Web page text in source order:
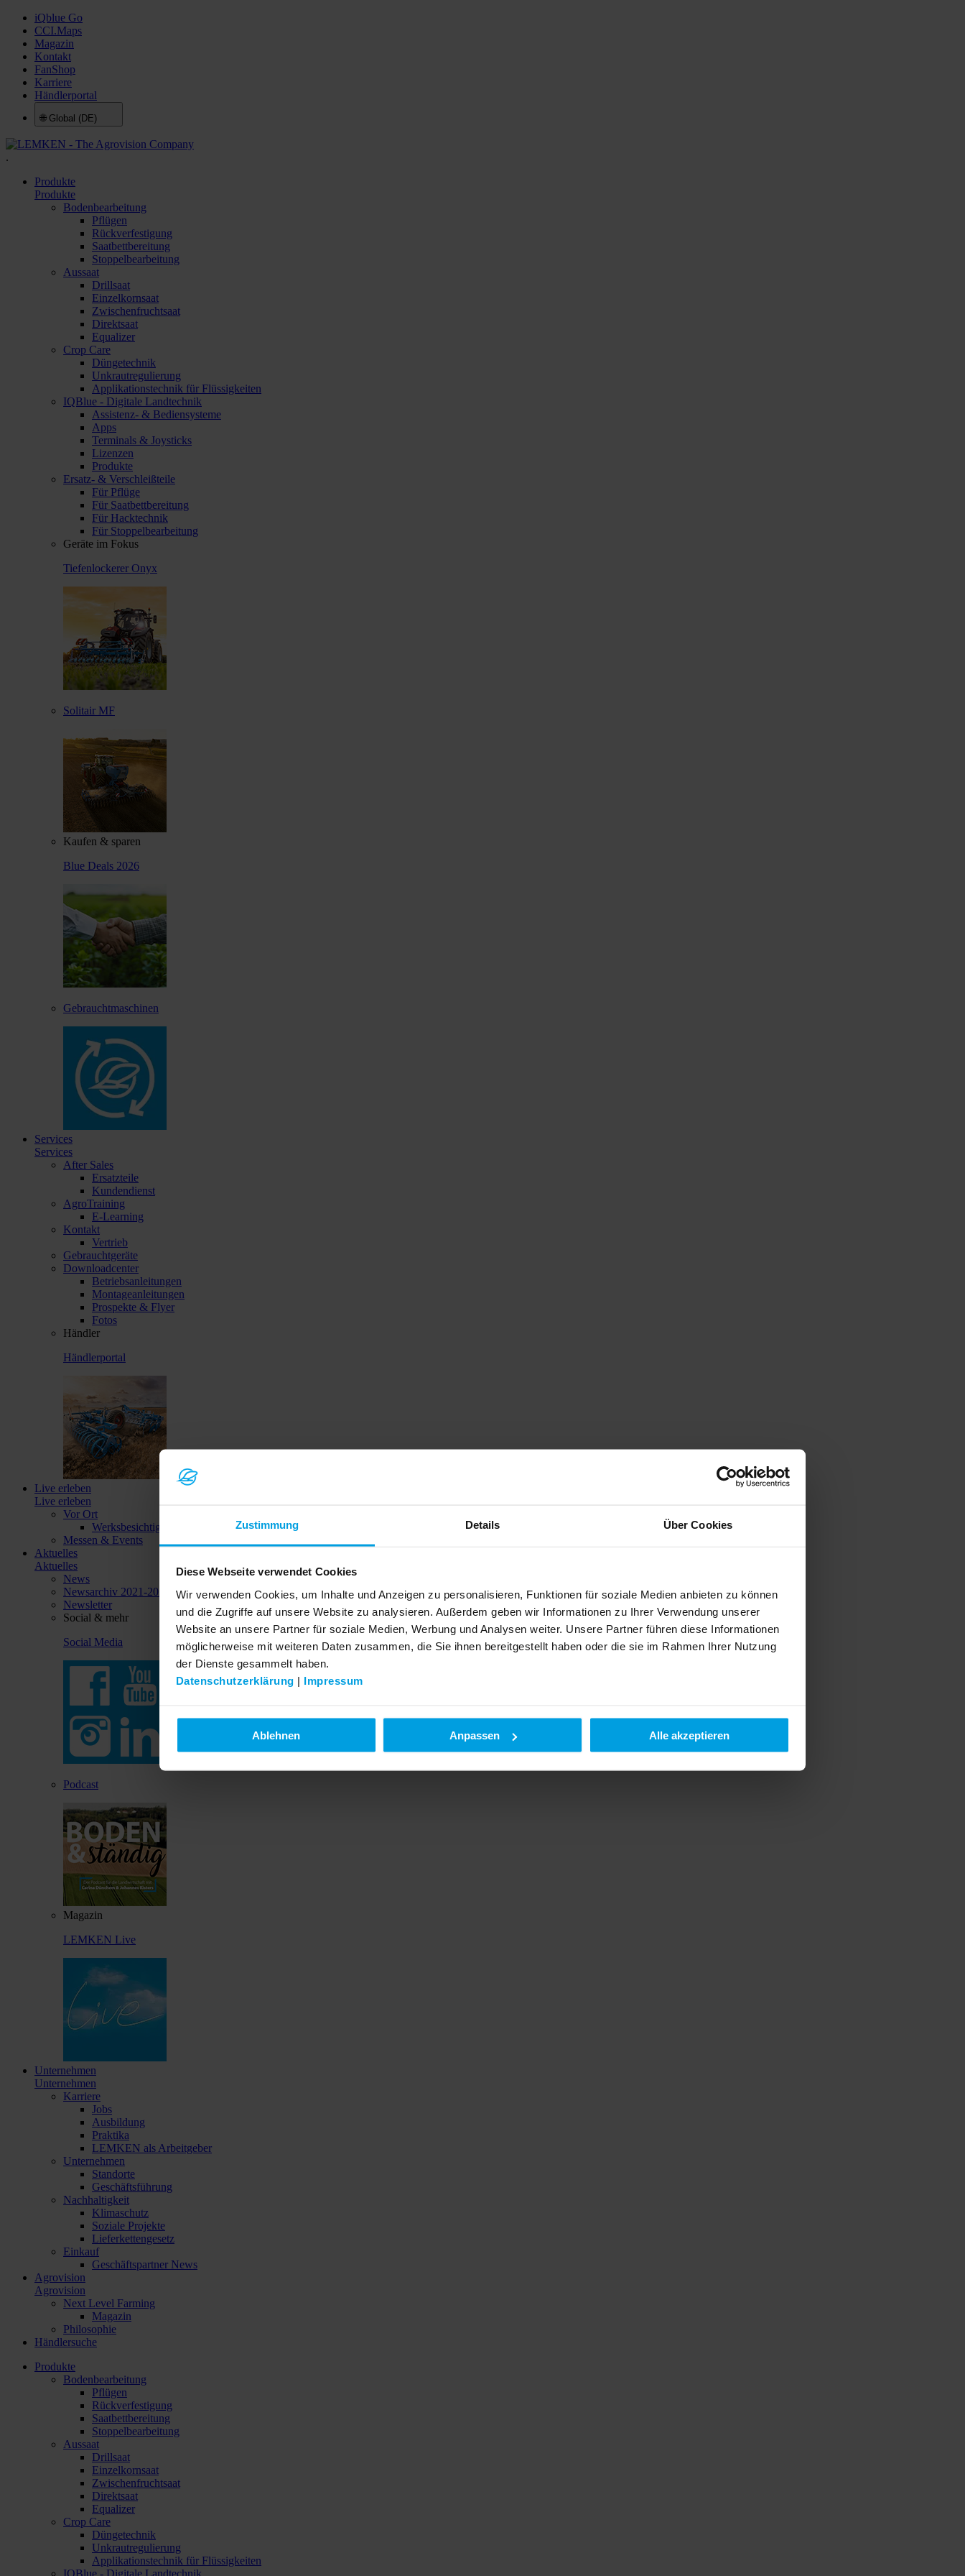
Zustimmung Details Über Cookies
Diese Webseite verwendet Cookies
Wir verwenden Cookies, um Inhalte und Anzeigen zu personalisieren, Funktionen für soziale Medien anbieten zu können
und die Zugriffe auf unsere Website zu analysieren. Außerdem geben wir Informationen zu Ihrer Verwendung unserer
Website an unsere Partner für soziale Medien, Werbung und Analysen weiter. Unsere Partner führen diese Informationen
möglicherweise mit weiteren Daten zusammen, die Sie ihnen bereitgestellt haben oder die sie im Rahmen Ihrer Nutzung
der Dienste gesammelt haben.
Datenschutzerklärung | Impressum
Ablehnen Anpassen Alle akzeptieren
iQblue Go
CCI.Maps
Magazin
Kontakt
FanShop
Karriere
Händlerportal
🌐 Global (DE)
.
Produkte
Produkte
Bodenbearbeitung
Pflügen
Rückverfestigung
Saatbettbereitung
Stoppelbearbeitung
Aussaat
Drillsaat
Einzelkornsaat
Zwischenfruchtsaat
Direktsaat
Equalizer
Crop Care
Düngetechnik
Unkrautregulierung
Applikationstechnik für Flüssigkeiten
IQBlue - Digitale Landtechnik
Assistenz- & Bediensysteme
Apps
Terminals & Joysticks
Lizenzen
Produkte
Ersatz- & Verschleißteile
Für Pflüge
Für Saatbettbereitung
Für Hacktechnik
Für Stoppelbearbeitung
Geräte im Fokus
Tiefenlockerer Onyx
Solitair MF
Kaufen & sparen
Blue Deals 2026
Gebrauchtmaschinen
Services
Services
After Sales
Ersatzteile
Kundendienst
AgroTraining
E-Learning
Kontakt
Vertrieb
Gebrauchtgeräte
Downloadcenter
Betriebsanleitungen
Montageanleitungen
Prospekte & Flyer
Fotos
Händler
Händlerportal
Live erleben
Live erleben
Vor Ort
Werksbesichtigungen
Messen & Events
Aktuelles
Aktuelles
News
Newsarchiv 2021-2023
Newsletter
Social & mehr
Social Media
Podcast
Magazin
LEMKEN Live
Unternehmen
Unternehmen
Karriere
Jobs
Ausbildung
Praktika
LEMKEN als Arbeitgeber
Unternehmen
Standorte
Geschäftsführung
Nachhaltigkeit
Klimaschutz
Soziale Projekte
Lieferkettengesetz
Einkauf
Geschäftspartner News
Agrovision
Agrovision
Next Level Farming
Magazin
Philosophie
Händlersuche
Produkte
Bodenbearbeitung
Pflügen
Rückverfestigung
Saatbettbereitung
Stoppelbearbeitung
Aussaat
Drillsaat
Einzelkornsaat
Zwischenfruchtsaat
Direktsaat
Equalizer
Crop Care
Düngetechnik
Unkrautregulierung
Applikationstechnik für Flüssigkeiten
IQBlue - Digitale Landtechnik